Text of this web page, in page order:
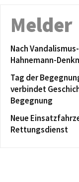
Melder
Nach
Hahnemann-
Tag der
verbindet
Begegnung
Neue
Rettungsdienst